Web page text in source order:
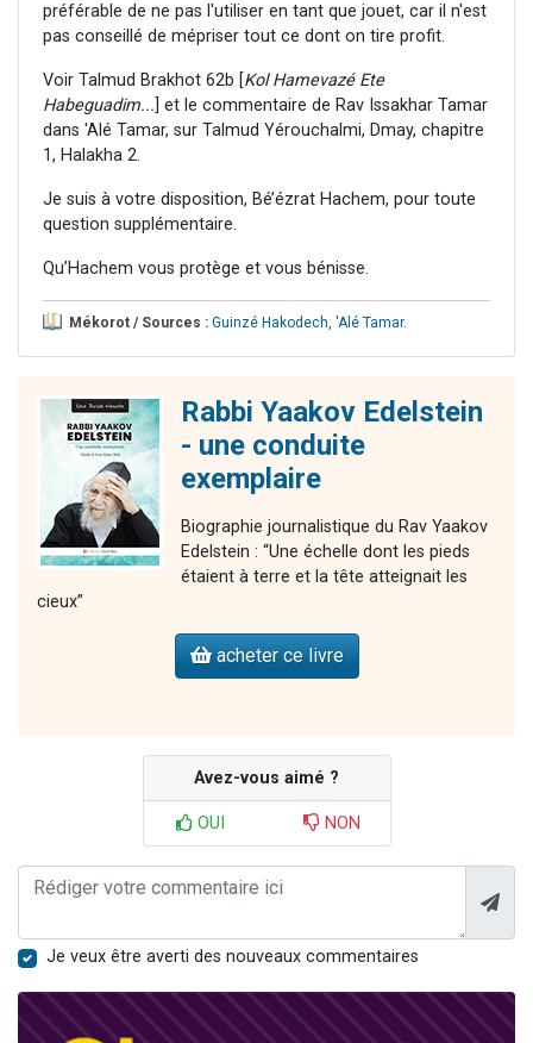
préférable de ne pas l'utiliser en tant que jouet, car il n'est
pas conseillé de mépriser tout ce dont on tire profit.
Voir Talmud Brakhot 62b [ Kol Hamevazé Ete
Habeguadim... ] et le commentaire de Rav Issakhar Tamar
dans 'Alé Tamar, sur Talmud Yérouchalmi, Dmay, chapitre
1, Halakha 2.
Je suis à votre disposition, Bé’ézrat Hachem, pour toute
question supplémentaire.
Qu’Hachem vous protège et vous bénisse.
Mékorot / Sources : Guinzé Hakodech, 'Alé Tamar.
Rabbi Yaakov Edelstein
- une conduite
exemplaire
Biographie journalistique du Rav Yaakov
Edelstein : “Une échelle dont les pieds
étaient à terre et la tête atteignait les
cieux”
acheter ce livre
Avez-vous aimé ?
OUI NON
Je veux être averti des nouveaux commentaires